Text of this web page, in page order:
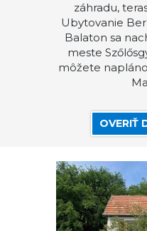
záhradu,
Ubytovanie
Balaton sa
meste
môžete
OVERIŤ